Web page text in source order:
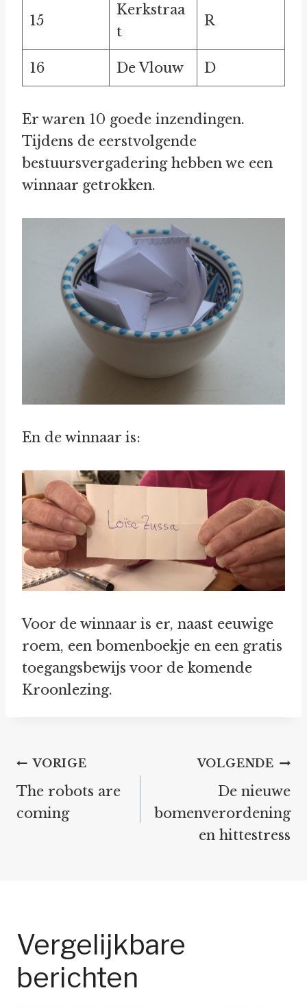
15
Kerkstraa
t
R
16 De Vlouw D
Er waren 10 goede inzendingen.
Tijdens de eerstvolgende
bestuursvergadering hebben we een
winnaar getrokken.
En de winnaar is:
Voor de winnaar is er, naast eeuwige
roem, een bomenboekje en een gratis
toegangsbewijs voor de komende
Kroonlezing.
Bericht
navigatie
VORIGE
The robots are
coming
VOLGENDE
De nieuwe
bomenverordening
en hittestress
Vergelijkbare
berichten